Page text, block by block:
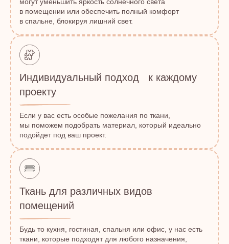
в помещении или обеспечить полный комфорт
в спальне, блокируя лишний свет.
Индивидуальный подход к каждому
проекту
Если у вас есть особые пожелания по ткани,
мы поможем подобрать материал, который идеально
подойдет под ваш проект.
Ткань для различных видов
помещений
Будь то кухня, гостиная, спальня или офис, у нас есть
ткани, которые подходят для любого назначения,